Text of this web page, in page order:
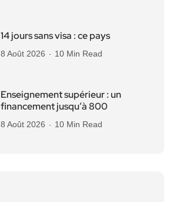
14 jours sans visa : ce pays
8 Août 2026 10 Min Read
Enseignement supérieur : un
financement jusqu’à 800
8 Août 2026 10 Min Read